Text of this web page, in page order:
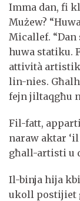
Imma dan, fi
Mużew?
Micallef.
huwa statiku.
attività
lin-nies.
fejn jiltaqgħu
Fil-fatt,
naraw aktar
għall-artisti u
Il-binja hija
ukoll postijiet